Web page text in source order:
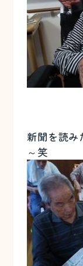
新聞を読み
～笑